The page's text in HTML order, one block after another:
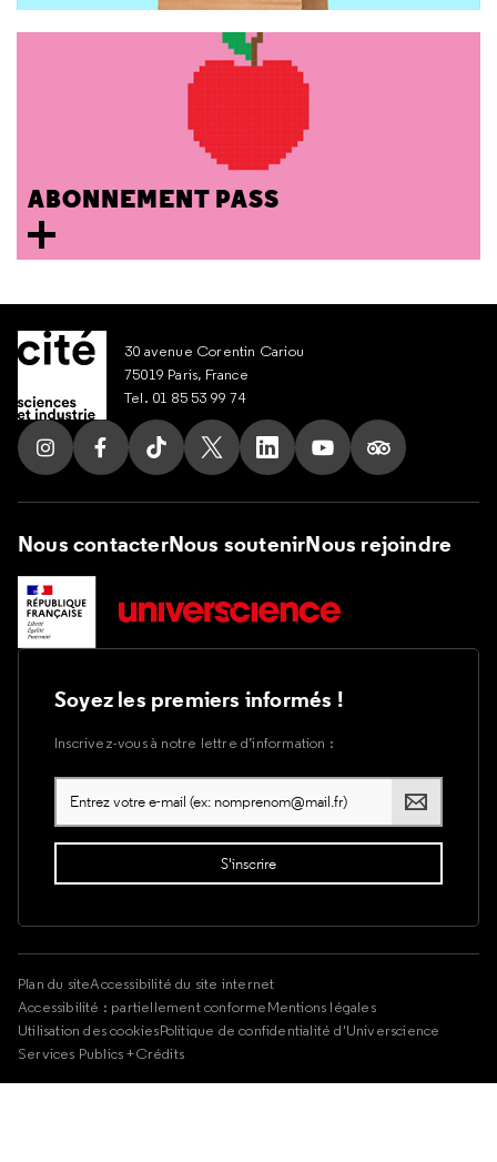
ABONNEMENT PASS
30 avenue Corentin Cariou
75019 Paris, France
Tel. 01 85 53 99 74
Suivez nous sur Instagram
Suivez nous sur Facebook
Suivez nous sur Tik Tok
Suivez nous sur X
Suivez nous sur LinkedIn
Suivez nous sur
Suivez nous
Nous contacterNous soutenirNous rejoindre
Soyez les premiers informés !
Inscrivez-vous à notre lettre d’information :
Plan du siteAccessibilité du site internet
Accessibilité : partiellement conformeMentions légales
Utilisation des cookiesPolitique de confidentialité d'Universcience
Services Publics +Crédits